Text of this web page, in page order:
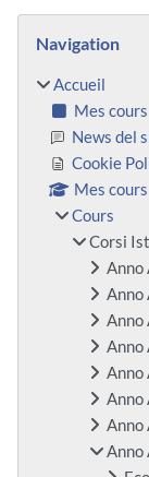
Blocs
Navigation
Accueil
Mes cours
News del
Cookie
Mes cours
Cours
Corsi
Anno
Anno
Anno
Anno
Anno
Anno
Anno
Anno